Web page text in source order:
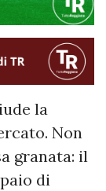
la
Non
granata: il
di